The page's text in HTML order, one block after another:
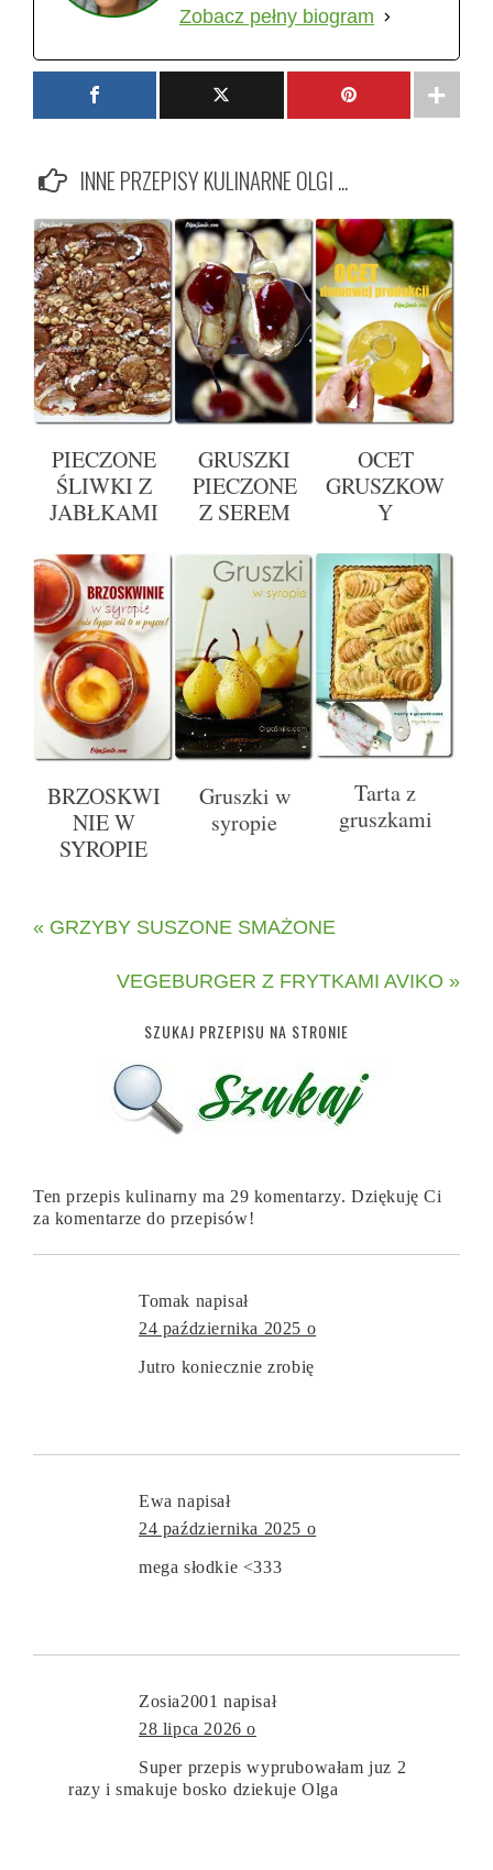
Zobacz pełny biogram
INNE PRZEPISY KULINARNE OLGI ...
PIECZONE
ŚLIWKI Z
JABŁKAMI
GRUSZKI
PIECZONE
Z SEREM
OCET
GRUSZKOW
Y
BRZOSKWI
NIE W
SYROPIE
Gruszki w
syropie
Tarta z
gruszkami
« GRZYBY SUSZONE SMAŻONE
VEGEBURGER Z FRYTKAMI AVIKO »
SZUKAJ PRZEPISU NA STRONIE
Ten przepis kulinarny ma 29 komentarzy. Dziękuję Ci
za komentarze do przepisów!
Tomak napisał
24 października 2025 o
Jutro koniecznie zrobię
Ewa napisał
24 października 2025 o
mega słodkie <333
Zosia2001 napisał
28 lipca 2026 o
Super przepis wyprubowałam juz 2
razy i smakuje bosko dziekuje Olga